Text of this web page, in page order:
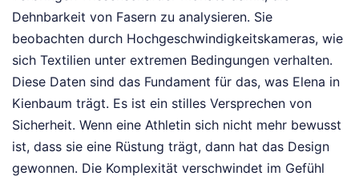
Dehnbarkeit von Fasern zu analysieren. Sie
beobachten durch Hochgeschwindigkeitskameras, wie
sich Textilien unter extremen Bedingungen verhalten.
Diese Daten sind das Fundament für das, was Elena in
Kienbaum trägt. Es ist ein stilles Versprechen von
Sicherheit. Wenn eine Athletin sich nicht mehr bewusst
ist, dass sie eine Rüstung trägt, dann hat das Design
gewonnen. Die Komplexität verschwindet im Gefühl